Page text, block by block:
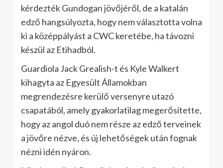
kérdezték Gundogan jövőjéről, de a katalán
edző hangsúlyozta, hogy nem választotta volna
ki a középpályást a CWC keretébe, ha távozni
készül az Etihadból.
Guardiola Jack Grealish-t és Kyle Walkert
kihagyta az Egyesült Államokban
megrendezésre kerülő versenyre utazó
csapatából, amely gyakorlatilag megerősítette,
hogy az angol duó nem része az edző terveinek
a jövőre nézve, és új lehetőségek után fognak
nézni idén nyáron.